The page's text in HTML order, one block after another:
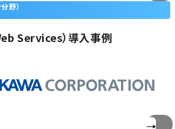
野）
Services）導入事例